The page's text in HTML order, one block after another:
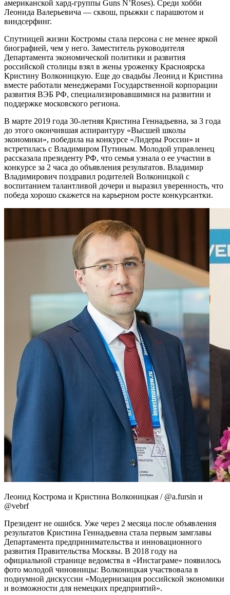
американской хард-группы Guns N’Roses). Среди хобби
Леонида Валерьевича — сквош, прыжки с парашютом и
виндсерфинг.
Спутницей жизни Костромы стала персона с не менее яркой
биографией, чем у него. Заместитель руководителя
Департамента экономической политики и развития
российской столицы взял в жены уроженку Красноярска
Кристину Волконицкую. Еще до свадьбы Леонид и Кристина
вместе работали менеджерами Государственной корпорации
развития ВЭБ РФ, специализировавшимися на развитии и
поддержке московского региона.
В марте 2019 года 30-летняя Кристина Геннадьевна, за 3 года
до этого окончившая аспирантуру «Высшей школы
экономики», победила на конкурсе «Лидеры России» и
встретилась с Владимиром Путиным. Молодой управленец
рассказала президенту РФ, что семья узнала о ее участии в
конкурсе за 2 часа до объявления результатов. Владимир
Владимирович поздравил родителей Волконицкой с
воспитанием талантливой дочери и выразил уверенность, что
победа хорошо скажется на карьерном росте конкурсантки.
Леонид Кострома и Кристина Волконицкая / @a.fursin и
@vebrf
Президент не ошибся. Уже через 2 месяца после объявления
результатов Кристина Геннадьевна стала первым замглавы
Департамента предпринимательства и инновационного
развития Правительства Москвы. В 2018 году на
официальной странице ведомства в «Инстаграме» появилось
фото молодой чиновницы: Волконицкая участвовала в
подиумной дискуссии «Модернизация российской экономики
и возможности для немецких предприятий».